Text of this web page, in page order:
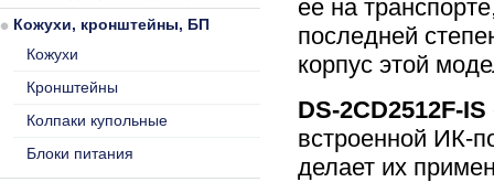
ее на
последней
корпус этой
DS-2CD2512F-IS
встроенной ИК-
делает их
Кожухи, кронштейны, БП
Кожухи
Кронштейны
Колпаки купольные
Блоки питания